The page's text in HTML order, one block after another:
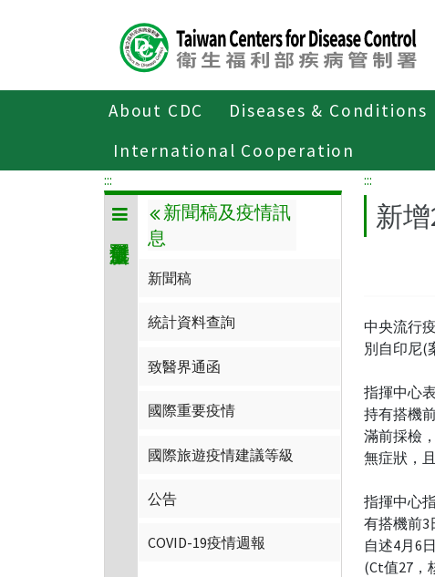
About CDC Diseases & Conditions
International Cooperation
傳染病與防疫專題
:::
新聞稿及疫情訊
息
新聞稿
統計資料查詢
致醫界通函
國際重要疫情
國際旅遊疫情建議等級
公告
COVID-19疫情週報
:::
新
中央流行
別自印尼(
指揮中心
持有搭機
滿前採檢
無症狀，
指揮中心
有搭機前3
自述4月6
(Ct值27，